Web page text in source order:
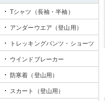
Tシャツ（長袖・半袖）
アンダーウエア（登山用）
トレッキングパンツ・ショーツ
ウインドブレーカー
防寒着（登山用）
スカート（登山用）